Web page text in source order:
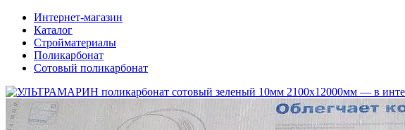
Интернет-магазин
Каталог
Стройматериалы
Поликарбонат
Сотовый поликарбонат